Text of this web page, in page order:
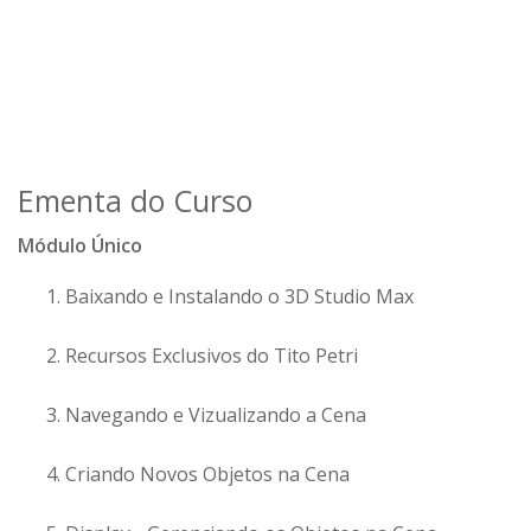
Ementa do Curso
Módulo Único
Baixando e Instalando o 3D Studio Max
Recursos Exclusivos do Tito Petri
Navegando e Vizualizando a Cena
Criando Novos Objetos na Cena